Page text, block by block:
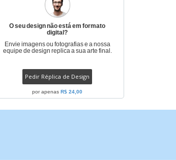
O seu design não está em formato
digital?
Envie imagens ou fotografias e a nossa
equipe de design replica a sua arte final.
Pedir Réplica de Design
por apenasR$ 24,00